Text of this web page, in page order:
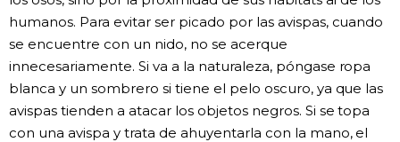
humanos. Para evitar ser picado por las avispas, cuando
se encuentre con un nido, no se acerque
innecesariamente. Si va a la naturaleza, póngase ropa
blanca y un sombrero si tiene el pelo oscuro, ya que las
avispas tienden a atacar los objetos negros. Si se topa
con una avispa y trata de ahuyentarla con la mano, el